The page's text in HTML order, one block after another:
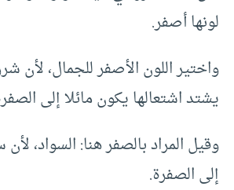
لونها أصفر.
واختير اللون الأصفر للجمال، لأن
يشتد اشتعالها يكون مائلا إلى
وقيل المراد بالصفر هنا: السواد،
إلى الصفرة.